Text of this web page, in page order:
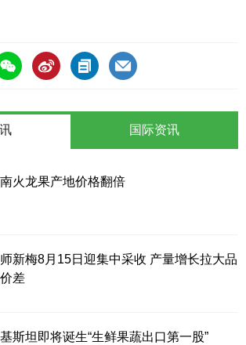
火龙果产地价格翻倍
新梅8月15日迎集中采收 产量增长拉大品
差
斯坦即将诞生“生鲜果蔬出口第一股”
国际资讯